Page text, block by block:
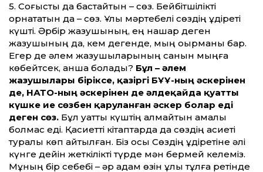
5. Соғысты да бастайтын – сөз. Бейбітшілікті
орнататын да – сөз. Ұлы мәртебелі сөздің құдіреті
күшті. Әрбір жазушының, ең нашар деген
жазушының да, кем дегенде, мың оқырманы бар.
Егер де әлем жазушыларының санын мыңға
көбейтсек, қанша болады? Бұл – әлем
жазушылары біріксе, қазіргі БҰҰ-ның әскерінен
де, НАТО-ның әскерінен де әлдеқайда қуатты
күшке ие сөзбен қаруланған әскер болар еді
деген сөз. Бұл қуатты күштің алмайтын қамалы
болмас еді. Қасиетті кітаптарда да сөздің қасиеті
туралы көп айтылған. Біз осы Сөздің құдіретіне әлі
күнге дейін жеткілікті түрде мән бермей келеміз.
Мұның бір себебі – әр адам өзін ұлы тұлға ретінде